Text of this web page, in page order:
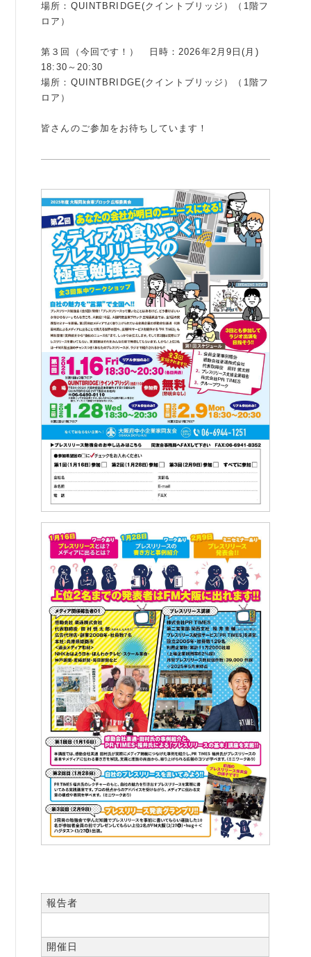
ニュース
06-6944-1251
場所：QUINTBRIDGE(クイントブリッジ）（1階フ
ロア）
第３回（今回です！） 日時：2026年2月9日(月)
18:30～20:30
場所：QUINTBRIDGE(クイントブリッジ）（1階フ
ロア）
皆さんのご参加をお待ちしています！
報告者
開催日